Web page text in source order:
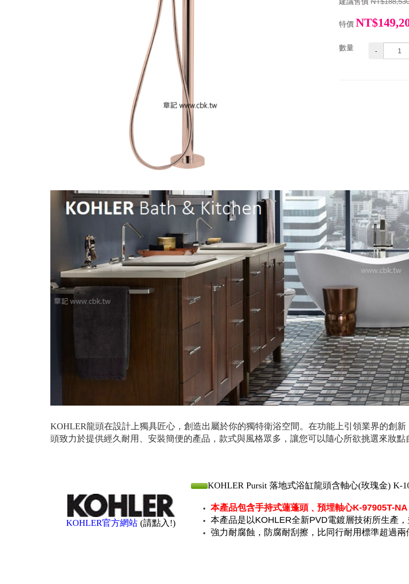
特價
數量 -
KOHLER龍頭在設計上獨具匠心，創造出屬於你的獨特衛浴空間。在功能上引領業界的創
頭致力於提供經久耐用、安裝簡便的產品，款式與風格眾多，讓您可以隨心所欲挑選來妝點
KOHLER官方網站 (請點入!)
KOHLER Pursit 落地式浴缸龍頭含軸心(玫瑰金) K-
本產品包含手持式蓮蓬頭﹑預埋軸心K-97905T-NA
本產品是以KOHLER全新PVD電鍍層技術所生產
強力耐腐蝕，防腐耐刮擦，比同行耐用標準超過兩